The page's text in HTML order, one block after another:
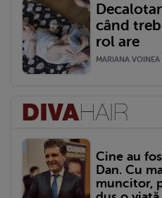
când
rol are
MARIANA
Cine au
Dan. Cu
muncitor,